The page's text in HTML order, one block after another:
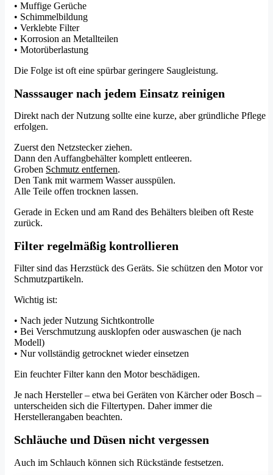
• Muffige Gerüche
• Schimmelbildung
• Verklebte Filter
• Korrosion an Metallteilen
• Motorüberlastung
Die Folge ist oft eine spürbar geringere Saugleistung.
Nasssauger nach jedem Einsatz reinigen
Direkt nach der Nutzung sollte eine kurze, aber gründliche Pflege
erfolgen.
Zuerst den Netzstecker ziehen.
Dann den Auffangbehälter komplett entleeren.
Groben Schmutz entfernen.
Den Tank mit warmem Wasser ausspülen.
Alle Teile offen trocknen lassen.
Gerade in Ecken und am Rand des Behälters bleiben oft Reste
zurück.
Filter regelmäßig kontrollieren
Filter sind das Herzstück des Geräts. Sie schützen den Motor vor
Schmutzpartikeln.
Wichtig ist:
• Nach jeder Nutzung Sichtkontrolle
• Bei Verschmutzung ausklopfen oder auswaschen (je nach
Modell)
• Nur vollständig getrocknet wieder einsetzen
Ein feuchter Filter kann den Motor beschädigen.
Je nach Hersteller – etwa bei Geräten von Kärcher oder Bosch –
unterscheiden sich die Filtertypen. Daher immer die
Herstellerangaben beachten.
Schläuche und Düsen nicht vergessen
Auch im Schlauch können sich Rückstände festsetzen.